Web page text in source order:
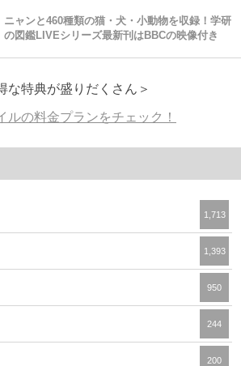
ニャンと460種類の猫・犬・小動物を収録！学研
の図鑑LIVEシリーズ最新刊はBBCの映像付き
な特典が盛りだくさん＞
ルの料金プランをチェック！
1,713
1,393
950
244
200